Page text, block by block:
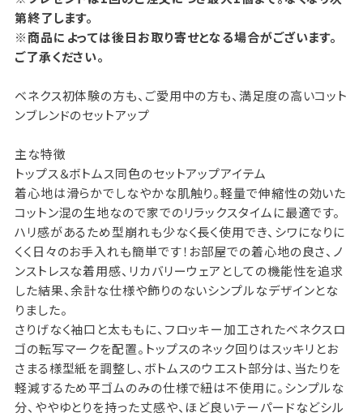
第終了します。
※商品によっては後日お取り寄せとなる場合がございます。
ご了承ください。
ベネクス初体験の方も、ご愛用中の方も、満足度の高いコット
ンブレンドのセットアップ
主な特徴
トップス＆ボトムス同色のセットアップアイテム
着心地は滑らかでしなやかな肌触り。軽量で伸縮性の効いた
コットン混の生地なので家でのリラックスタイムに最適です。
ハリ感があるため型崩れも少なく長く使用でき、シワになりに
くく日々のお手入れも簡単です！お部屋での着心地の良さ、ノ
ンストレスな着用感、リカバリーウェアとしての機能性を追求
した結果、余計な仕様や飾りのないシンプルなデザインとな
りました。
さりげなく袖口と太ももに、フロッキー加工されたベネクスロ
ゴの転写マークを配置。トップスのネック回りはスッキリとお
さまる様型紙を調整し、ボトムスのウエスト部分は、当たりを
軽減するため平ゴムのみの仕様で紐は不使用に。シンプルな
分、ややゆとりを持った丈感や、ほど良いテーパードなどシル